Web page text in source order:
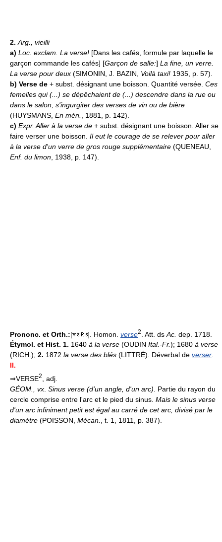
2. Arg., vieilli
a) Loc. exclam. La verse! [Dans les cafés, formule par laquelle le
garçon commande les cafés] [Garçon de salle:] La fine, un verre.
La verse pour deux (SIMONIN, J. BAZIN, Voilà taxi! 1935, p. 57).
b) Verse de + subst. désignant une boisson. Quantité versée. Ces
femelles qui (...) se dépêchaient de (...) descendre dans la rue ou
dans le salon, s'ingurgiter des verses de vin ou de bière
(HUYSMANS, En mén.
, 1881, p. 142).
c) Expr. Aller à la verse de + subst. désignant une boisson. Aller se
faire verser une boisson. Il eut le courage de se relever pour aller
à la verse d'un verre de gros rouge supplémentaire (QUENEAU,
Enf. du limon , 1938, p. 147).
Prononc. et Orth.:[ ]. Homon. verse2 . Att. ds Ac. dep. 1718.
Étymol. et Hist. 1. 1640 à la verse (OUDIN Ital.-Fr.); 1680 à verse
(RICH.); 2. 1872 la verse des blés (LITTRÉ). Déverbal de verser.
II.
⇒VERSE2
, adj.
GÉOM.
vx Sinus verse (d'un angle, d'un arc) . Partie du rayon du
cercle comprise entre l'arc et le pied du sinus. Mais le sinus verse
d'un arc infiniment petit est égal au carré de cet arc, divisé par le
diamètre (POISSON, Mécan. , t. 1, 1811, p. 387).